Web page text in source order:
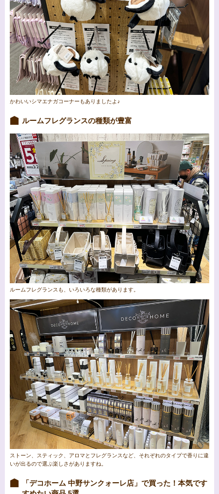
かわいいシマエナガコーナーもありましたよ♪
ルームフレグランスの種類が豊富
ルームフレグランスも、いろいろな種類があります。
ストーン、スティック、アロマとフレグランスなど、それぞれのタイプで香りに違
いが出るので選ぶ楽しさがありますね。
「デコホーム 中野サンクォーレ店」で買った！本気です